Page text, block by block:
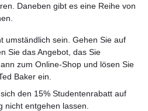
Daneben gibt es eine Reihe von
umständlich sein. Gehen Sie auf
Sie das Angebot, das Sie
zum Online-Shop und lösen Sie
Baker ein.
den 15% Studentenrabatt auf
nicht entgehen lassen.